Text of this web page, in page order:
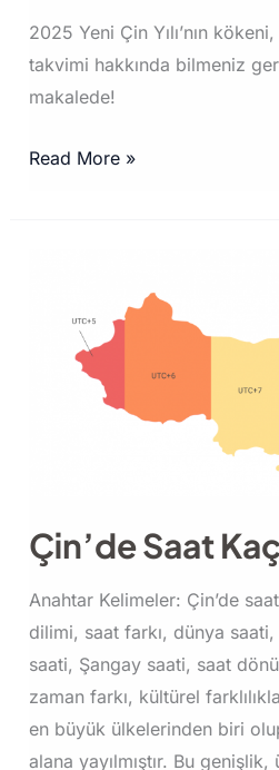
2025 Yeni Çin Yılı’nın
takvimi hakkında bilmeniz
makalede!
2025
Gelenekleri
Takvimi’ndeki
Read More »
Çin’de Saat
Anahtar Kelimeler: Çin’de
dilimi, saat farkı, dünya
saati, Şangay saati, saat
zaman farkı, kültürel
en büyük ülkelerinden biri
alana yayılmıştır. Bu